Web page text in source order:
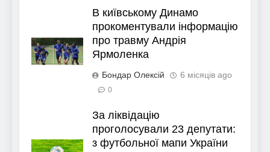
В київському Динамо
прокоментували інформацію
про травму Андрія
Ярмоленка
Бондар Олексій 6 місяців ago
0
За ліквідацію
проголосували 23 депутати:
з футбольної мапи України